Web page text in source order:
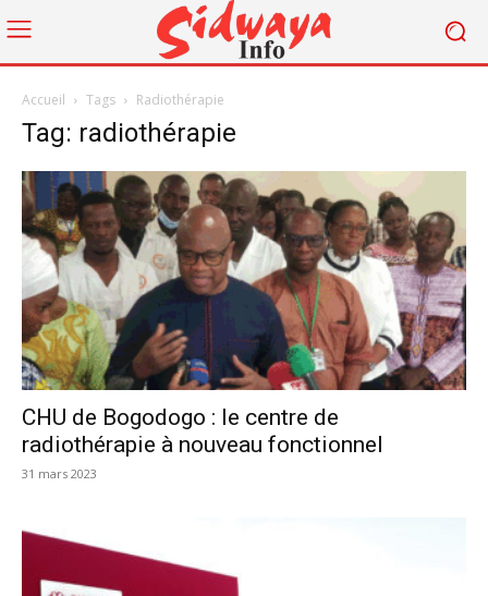
Accueil Tags Radiothérapie
Tag: radiothérapie
CHU de Bogodogo : le centre de
radiothérapie à nouveau fonctionnel
31 mars 2023